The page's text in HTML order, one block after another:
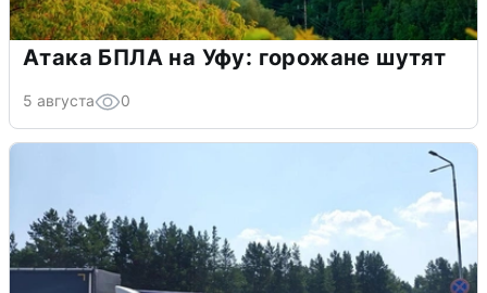
Атака БПЛА на Уфу: горожане шутят
5 августа 0